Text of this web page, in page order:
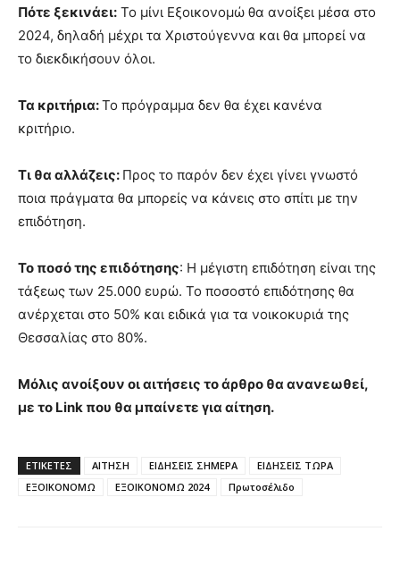
Πότε ξεκινάει: Το μίνι Εξοικονομώ θα ανοίξει μέσα στο
2024, δηλαδή μέχρι τα Χριστούγεννα και θα μπορεί να
το διεκδικήσουν όλοι.
Τα κριτήρια:Το πρόγραμμα δεν θα έχει κανένα
κριτήριο.
Τι θα αλλάζεις: Προς το παρόν δεν έχει γίνει γνωστό
ποια πράγματα θα μπορείς να κάνεις στο σπίτι με την
επιδότηση.
Το ποσό της επιδότησης: Η μέγιστη επιδότηση είναι της
τάξεως των 25.000 ευρώ. Το ποσοστό επιδότησης θα
ανέρχεται στο 50% και ειδικά για τα νοικοκυριά της
Θεσσαλίας στο 80%.
Μόλις ανοίξουν οι αιτήσεις το άρθρο θα ανανεωθεί,
με το Link που θα μπαίνετε για αίτηση.
ΕΤΙΚΈΤΕΣ ΑΙΤΗΣΗ ΕΙΔΗΣΕΙΣ ΣΗΜΕΡΑ
ΕΙΔΗΣΕΙΣ ΤΩΡΑ
ΕΞΟΙΚΟΝΟΜΩ
ΕΞΟΙΚΟΝΟΜΩ 2024 Πρωτοσέλιδο